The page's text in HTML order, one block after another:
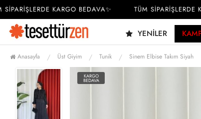
KARGO BEDAVA✨ TÜM SİPARİŞLERDE
YENILER
Anasayfa Üst Giyim Tunik Sinem Elbise Takım Siyah
KARGO
BEDAVA